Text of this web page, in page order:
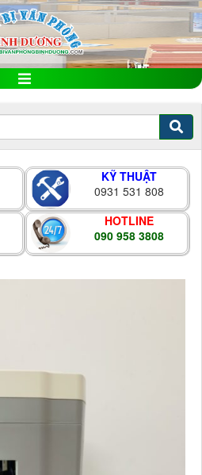
KỸ THUẬT
0931 531 808
HOTLINE
090 958 3808